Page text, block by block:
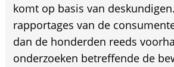
komt op basis van
rapportages van de
dan de honderden reeds
onderzoeken betreffende de